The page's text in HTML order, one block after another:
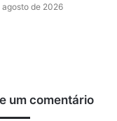
agosto de 2026
um comentário